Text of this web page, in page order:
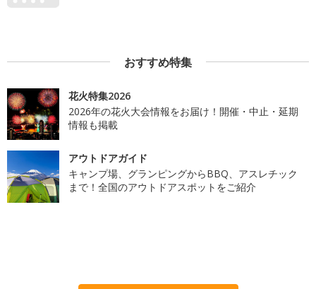
おすすめ特集
花火特集2026
2026年の花火大会情報をお届け！開催・中止・延期
情報も掲載
アウトドアガイド
キャンプ場、グランピングからBBQ、アスレチック
まで！全国のアウトドアスポットをご紹介